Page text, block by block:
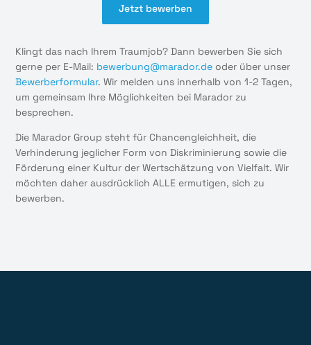
Jetzt bewerben
Klingt das nach Ihrem Traumjob? Dann bewerben Sie sich
gerne per E-Mail: bewerbung@marador.de oder über unser
Bewerberformular. Wir melden uns innerhalb von 1-2 Tagen,
um gemeinsam Ihre Möglichkeiten bei Marador zu
besprechen.
Die Marador Group steht für Chancengleichheit, die
Verhinderung jeglicher Form von Diskriminierung sowie die
Förderung einer Kultur der Wertschätzung von Vielfalt. Wir
möchten daher ausdrücklich ALLE ermutigen, sich zu
bewerben.